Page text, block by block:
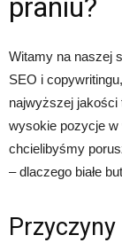
praniu?
Witamy na naszej
SEO i
najwyższej jakości
wysokie pozycje
chcielibyśmy
– dlaczego białe